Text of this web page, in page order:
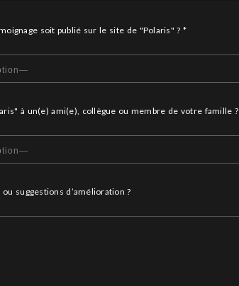
soit publié sur le site de "Polaris" ? *
à un(e) ami(e), collègue ou membre de votre famille ?
suggestions d’amélioration ?